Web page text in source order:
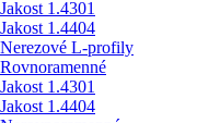
Jakost 1.4301
Jakost 1.4404
Nerezové L-profily
Rovnoramenné
Jakost 1.4301
Jakost 1.4404